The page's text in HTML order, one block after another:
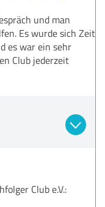
und man
Es wurde sich Zeit
es war ein sehr
Club jederzeit
Club e.V.: